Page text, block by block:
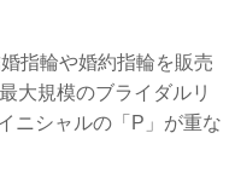
指輪や婚約指輪を販売
大規模のブライダルリ
ニシャルの「P」が重な